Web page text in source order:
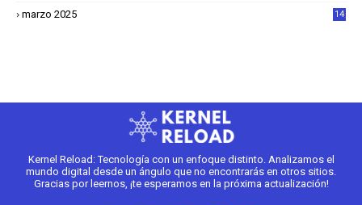
marzo 2025
14
Kernel Reload: Tecnología con un enfoque distinto. Analizamos el
mundo digital desde un ángulo que no encontrarás en otros sitios.
Gracias por leernos, ¡te esperamos en la próxima actualización!